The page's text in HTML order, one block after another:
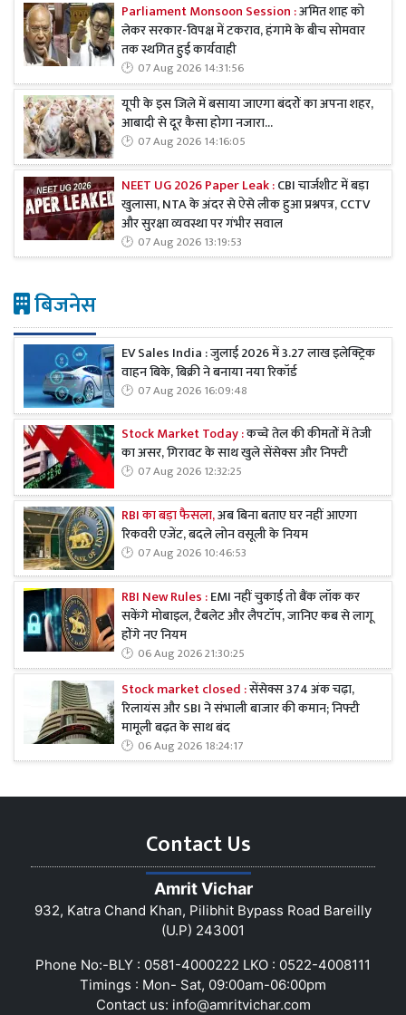
Parliament Monsoon Session :अमित शाह को
लेकर सरकार-विपक्ष में टकराव, हंगामे के बीच सोमवार
तक स्थगित हुई कार्यवाही
07 Aug 2026 14:31:56
यूपी के इस जिले में बसाया जाएगा बंदरों का अपना शहर,
आबादी से दूर कैसा होगा नजारा...
07 Aug 2026 14:16:05
NEET UG 2026 Paper Leak :CBI चार्जशीट में बड़ा
खुलासा, NTA के अंदर से ऐसे लीक हुआ प्रश्नपत्र, CCTV
और सुरक्षा व्यवस्था पर गंभीर सवाल
07 Aug 2026 13:19:53
बिजनेस
EV Sales India : जुलाई 2026 में 3.27 लाख इलेक्ट्रिक
वाहन बिके, बिक्री ने बनाया नया रिकॉर्ड
07 Aug 2026 16:09:48
Stock Market Today :कच्चे तेल की कीमतों में तेजी
का असर, गिरावट के साथ खुले सेंसेक्स और निफ्टी
07 Aug 2026 12:32:25
RBI का बड़ा फैसला,अब बिना बताए घर नहीं आएगा
रिकवरी एजेंट, बदले लोन वसूली के नियम
07 Aug 2026 10:46:53
RBI New Rules :EMI नहीं चुकाई तो बैंक लॉक कर
सकेंगे मोबाइल, टैबलेट और लैपटॉप, जानिए कब से लागू
होंगे नए नियम
06 Aug 2026 21:30:25
Stock market closed :सेंसेक्स 374 अंक चढ़ा,
रिलायंस और SBI ने संभाली बाजार की कमान; निफ्टी
मामूली बढ़त के साथ बंद
06 Aug 2026 18:24:17
Contact Us
Amrit Vichar
932, Katra Chand Khan, Pilibhit Bypass Road Bareilly
(U.P) 243001
Phone No:-BLY : 0581-4000222 LKO : 0522-4008111
Timings : Mon- Sat, 09:00am-06:00pm
Contact us: info@amritvichar.com